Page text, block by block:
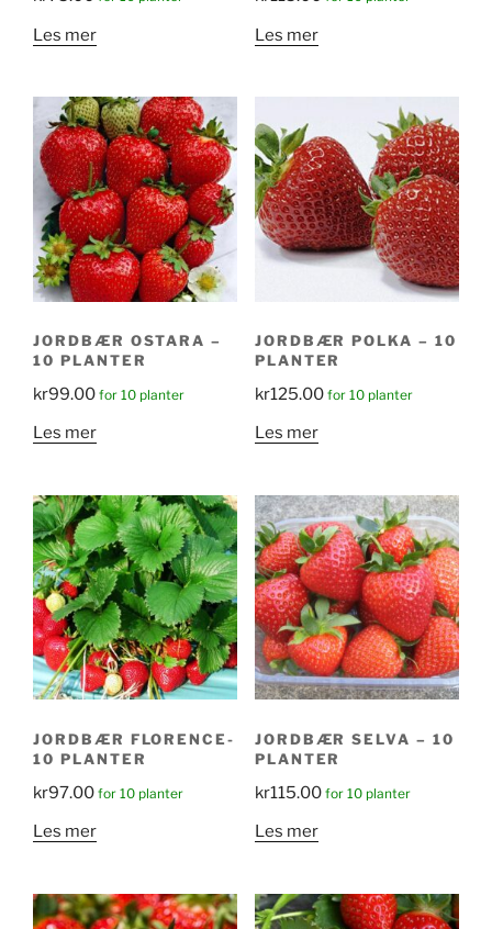
Les mer Les mer
JORDBÆR OSTARA –
10 PLANTER
kr99.00 for 10 planter
Les mer
JORDBÆR POLKA – 10
PLANTER
kr125.00 for 10 planter
Les mer
JORDBÆR FLORENCE-
10 PLANTER
kr97.00 for 10 planter
Les mer
JORDBÆR SELVA – 10
PLANTER
kr115.00 for 10 planter
Les mer